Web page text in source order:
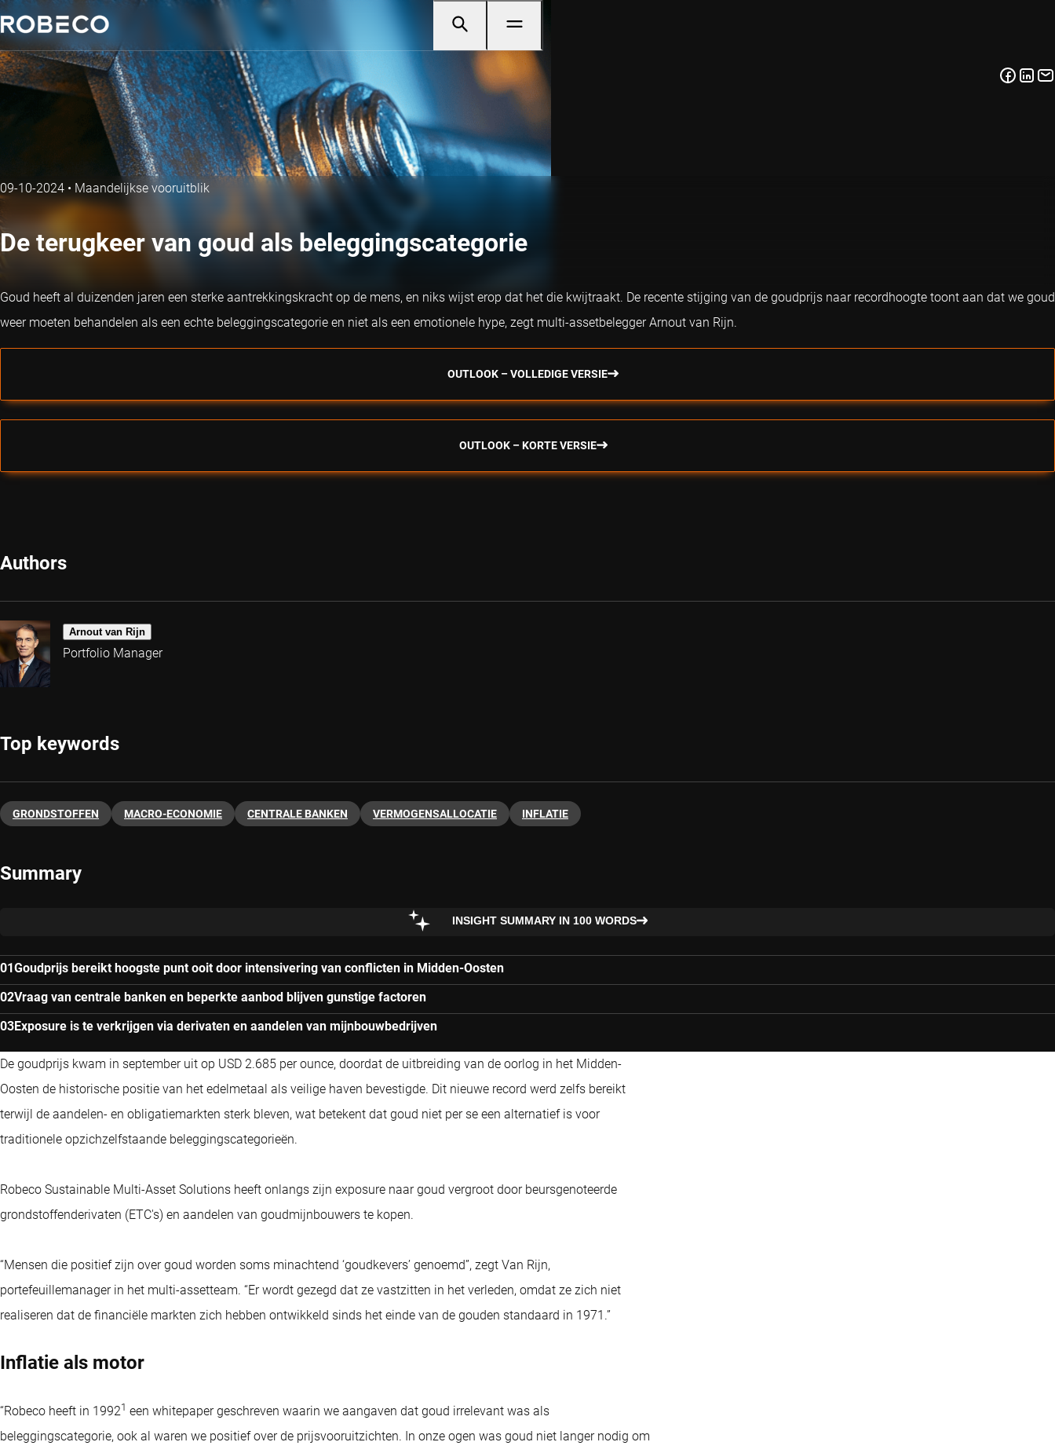
09-10-2024 • Maandelijkse vooruitblik
De terugkeer van goud als beleggingscategorie
Goud heeft al duizenden jaren een sterke aantrekkingskracht op de mens, en niks wijst erop dat het die kwijtraakt. De recente stijging van de goudprijs naar recordhoogte toont aan dat we goud
weer moeten behandelen als een echte beleggingscategorie en niet als een emotionele hype, zegt multi-assetbelegger Arnout van Rijn.
OUTLOOK – VOLLEDIGE VERSIE
OUTLOOK – KORTE VERSIE
Authors
Arnout van Rijn
Portfolio Manager
Top keywords
GRONDSTOFFEN MACRO-ECONOMIE CENTRALE BANKEN VERMOGENSALLOCATIE INFLATIE
Summary
INSIGHT SUMMARY IN 100 WORDS
Goudprijs bereikt hoogste punt ooit door intensivering van conflicten in Midden-Oosten
Vraag van centrale banken en beperkte aanbod blijven gunstige factoren
Exposure is te verkrijgen via derivaten en aandelen van mijnbouwbedrijven
De goudprijs kwam in september uit op USD 2.685 per ounce, doordat de uitbreiding van de oorlog in het Midden-
Oosten de historische positie van het edelmetaal als veilige haven bevestigde. Dit nieuwe record werd zelfs bereikt
terwijl de aandelen- en obligatiemarkten sterk bleven, wat betekent dat goud niet per se een alternatief is voor
traditionele opzichzelfstaande beleggingscategorieën.
Robeco Sustainable Multi-Asset Solutions heeft onlangs zijn exposure naar goud vergroot door beursgenoteerde
grondstoffenderivaten (ETC's) en aandelen van goudmijnbouwers te kopen.
“Mensen die positief zijn over goud worden soms minachtend ‘goudkevers’ genoemd”, zegt Van Rijn,
portefeuillemanager in het multi-assetteam. “Er wordt gezegd dat ze vastzitten in het verleden, omdat ze zich niet
realiseren dat de financiële markten zich hebben ontwikkeld sinds het einde van de gouden standaard in 1971.”
Inflatie als motor
“Robeco heeft in 19921 een whitepaper geschreven waarin we aangaven dat goud irrelevant was als
beleggingscategorie, ook al waren we positief over de prijsvooruitzichten. In onze ogen was goud niet langer nodig om